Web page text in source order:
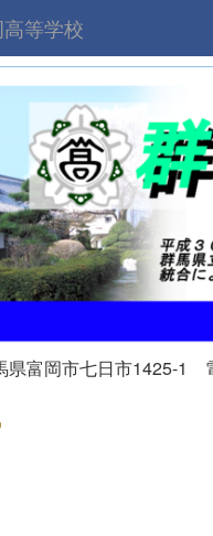
等学校
富岡市七日市1425-1